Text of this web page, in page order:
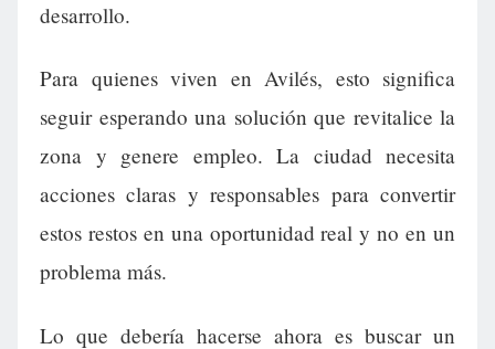
desarrollo.
Para quienes viven en Avilés, esto significa
seguir esperando una solución que revitalice la
zona y genere empleo. La ciudad necesita
acciones claras y responsables para convertir
estos restos en una oportunidad real y no en un
problema más.
Lo que debería hacerse ahora es buscar un